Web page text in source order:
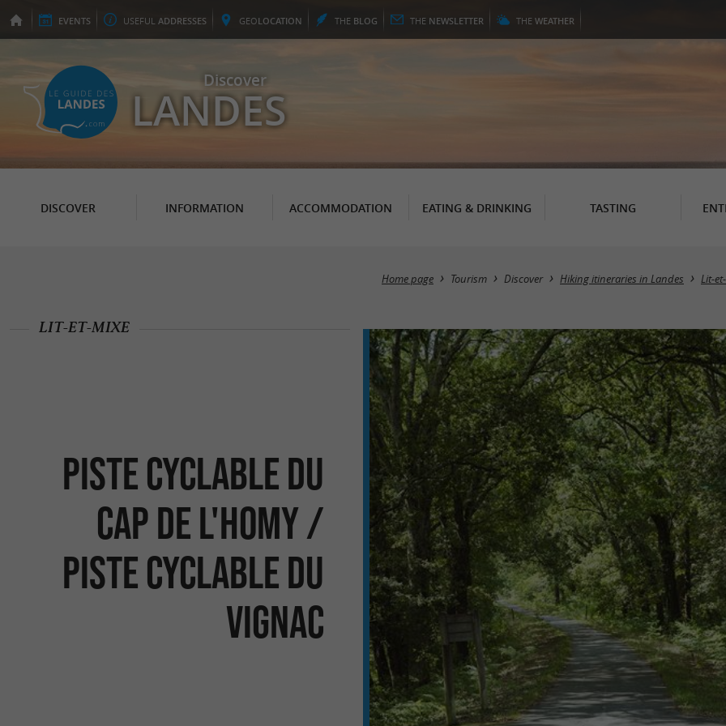
EVENTS USEFUL ADDRESSES GEOLOCATION THE BLOG THE NEWSLETTER THE WEATHER
Discover
LANDES
DISCOVER INFORMATION ACCOMMODATION EATING & DRINKING TASTING
Home page Tourism Discover Hiking itineraries in Landes Lit-
Piste cyclable du
Cap de l'Homy /
Piste Cyclable du
Vignac
LIT-ET-MIXE